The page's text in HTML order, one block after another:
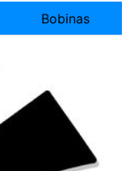
Bobinas